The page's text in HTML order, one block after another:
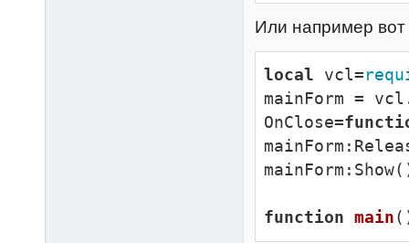
Или например вот
local vcl=
mainForm =
OnClose=
function main